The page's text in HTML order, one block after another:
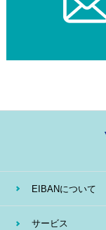
EIBANについて
サービス